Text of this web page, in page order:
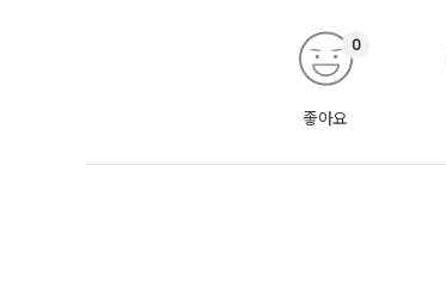
좋아요
0